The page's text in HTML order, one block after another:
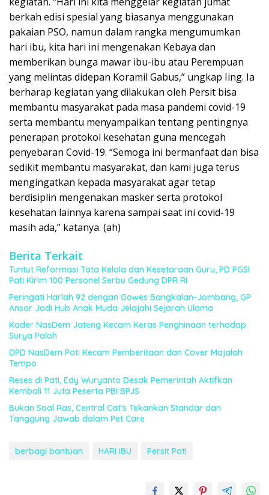
berkah edisi spesial yang biasanya menggunakan
pakaian PSO, namun dalam rangka mengumumkan
hari ibu, kita hari ini mengenakan Kebaya dan
memberikan bunga mawar ibu-ibu atau Perempuan
yang melintas didepan Koramil Gabus,” ungkap Iing. Ia
berharap kegiatan yang dilakukan oleh Persit bisa
membantu masyarakat pada masa pandemi covid-19
serta membantu menyampaikan tentang pentingnya
penerapan protokol kesehatan guna mencegah
penyebaran Covid-19. “Semoga ini bermanfaat dan bisa
sedikit membantu masyarakat, dan kami juga terus
mengingatkan kepada masyarakat agar tetap
berdisiplin mengenakan masker serta protokol
kesehatan lainnya karena sampai saat ini covid-19
masih ada,” katanya. (ah)
Berita Terkait
Tuntut Reformasi Tata Kelola dan Kesetaraan Guru, PD PGSI
Pati Kirim 100 Personel Serbu Gedung DPR RI
Peringati Harlah 92 dengan Gowes Bangkalan-Jombang, GP
Ansor Jadi Hub Anak Muda Jelajahi Sejarah Ulama
Kader NasDem Jateng Kecam Keras Penghinaan terhadap
Surya Paloh
DPD NasDem Pati Kecam Pemberitaan dan Cover Majalah
Tempo
Reses di Pati, Edy Wuryanto Desak Pemerintah Aktifkan
Kembali 11 Juta Peserta PBI BPJS
Bukan Soal Ras, Central Cat’s Tekankan Standar dan
Tanggung Jawab dalam Pet Care
berbagi bantuan HARI IBU Persit Pati